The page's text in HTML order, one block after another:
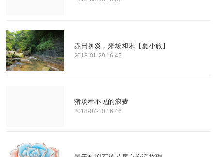
赤日炎炎，来场和禾【夏小旅】
2018-01-29 16:45
猪场看不见的浪费
2018-07-10 16:46